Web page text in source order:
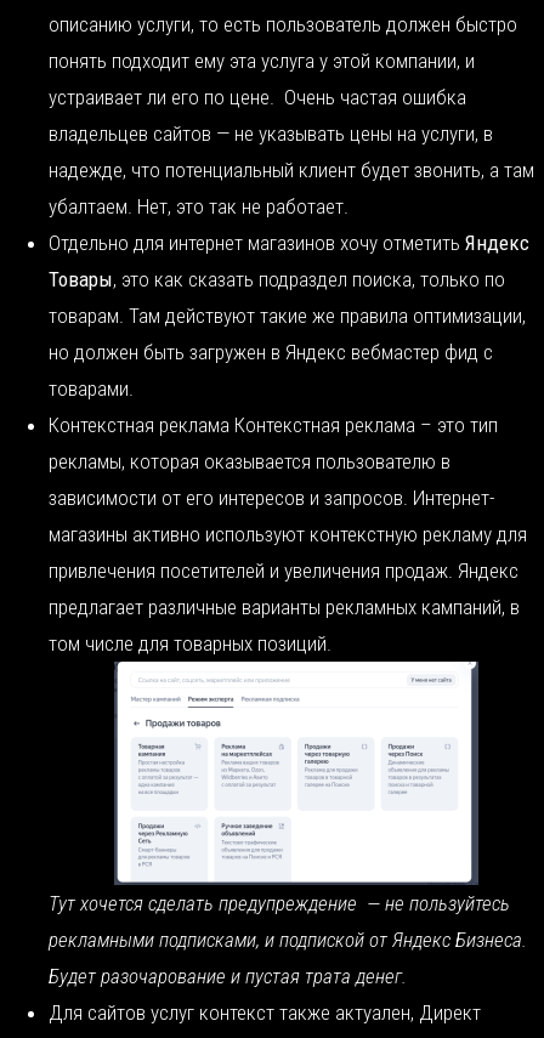
описанию услуги, то есть пользователь должен быстро
понять подходит ему эта услуга у этой компании, и
устраивает ли его по цене. Очень частая ошибка
владельцев сайтов — не указывать цены на услуги, в
надежде, что потенциальный клиент будет звонить, а там
убалтаем. Нет, это так не работает.
Отдельно для интернет магазинов хочу отметить Яндекс
Товары, это как сказать подраздел поиска, только по
товарам. Там действуют такие же правила оптимизации,
но должен быть загружен в Яндекс вебмастер фид с
товарами.
Контекстная реклама Контекстная реклама – это тип
рекламы, которая оказывается пользователю в
зависимости от его интересов и запросов. Интернет-
магазины активно используют контекстную рекламу для
привлечения посетителей и увеличения продаж. Яндекс
предлагает различные варианты рекламных кампаний, в
том числе для товарных позиций.
Тут хочется сделать предупреждение — не пользуйтесь
рекламными подписками, и подпиской от Яндекс Бизнеса.
Будет разочарование и пустая трата денег.
Для сайтов услуг контекст также актуален, Директ